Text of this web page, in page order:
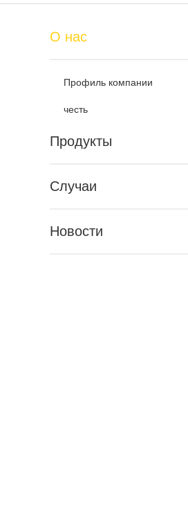
О нас
Профиль компании
честь
Продукты
Случаи
Новости